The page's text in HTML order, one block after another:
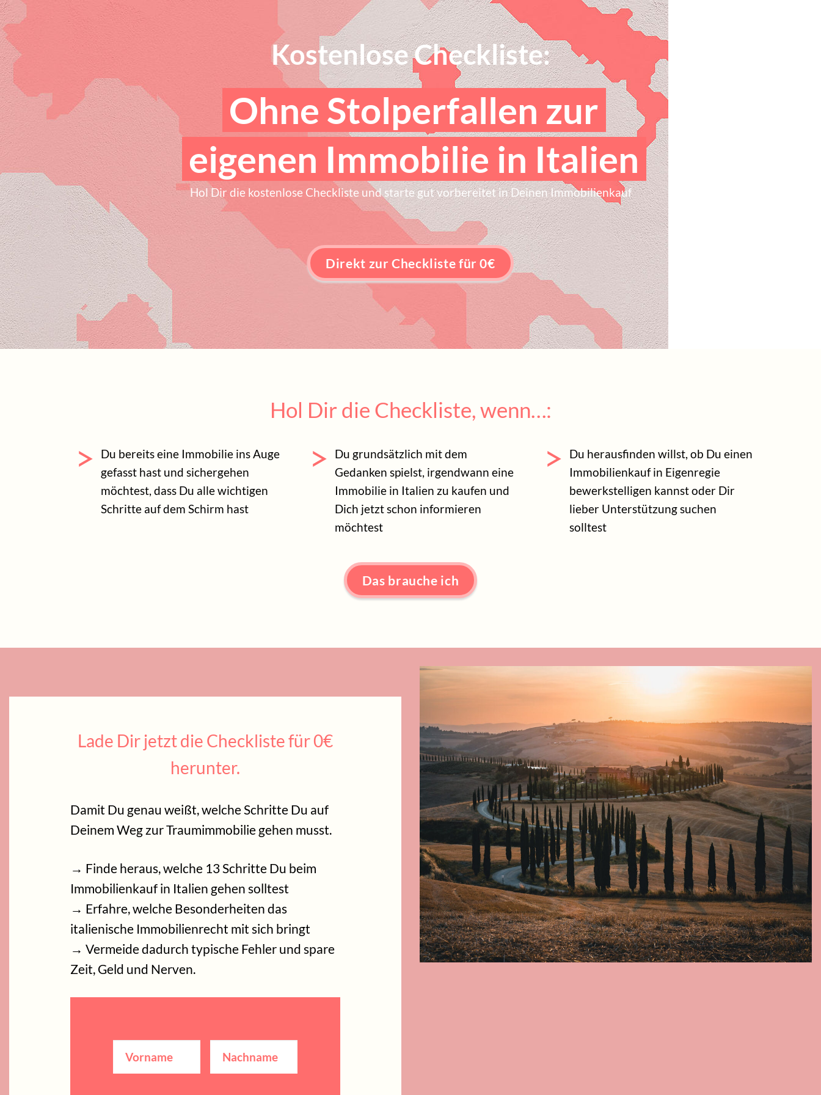
Kostenlose Checkliste:
Ohne Stolperfallen zur
eigenen Immobilie in Italien
Hol Dir die kostenlose Checkliste und starte gut vorbereitet in Deinen Immobilienkauf
Direkt zur Checkliste für 0€
Hol Dir die Checkliste, wenn…:
Du bereits eine Immobilie ins Auge
gefasst hast und sichergehen
möchtest, dass Du alle wichtigen
Schritte auf dem Schirm hast
Du grundsätzlich mit dem
Gedanken spielst, irgendwann eine
Immobilie in Italien zu kaufen und
Dich jetzt schon informieren
möchtest
Du herausfinden willst, ob Du einen
Immobilienkauf in Eigenregie
bewerkstelligen kannst oder Dir
lieber Unterstützung suchen
solltest
Das brauche ich
Lade Dir jetzt die Checkliste für 0€
herunter.
Damit Du genau weißt, welche Schritte Du auf
Deinem Weg zur Traumimmobilie gehen musst.
→ Finde heraus, welche 13 Schritte Du beim
Immobilienkauf in Italien gehen solltest
→ Erfahre, welche Besonderheiten das
italienische Immobilienrecht mit sich bringt
→ Vermeide dadurch typische Fehler und spare
Zeit, Geld und Nerven.